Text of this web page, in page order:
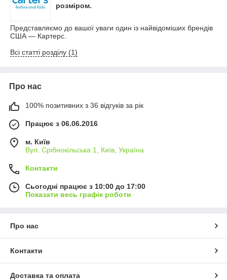
розміром.
Представляємо до вашої уваги один із найвідоміших брендів
США — Картерс.
Всі статті розділу (1)
Про нас
100% позитивних з 36 відгуків за рік
Працює з 06.06.2016
м. Київ
Вул. Срібнокільська 1, Київ, Україна
Контакти
Сьогодні працює з 10:00 до 17:00
Показати весь графік роботи
Про нас
Контакти
Доставка та оплата